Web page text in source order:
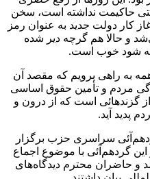
حاکیمت نداشته است، سخن
کار دولت جدید به عنوان رمز
و حالا هم گرچه دیر شده
شود خوب است.
به راهی برویم که مقصد آن
مردم و تأمین حقوق اساسی
از گزندهائی است که از درون و
پدید آید.
سراسری حزب برگزار
گردهم‌آئی با موضوع اجماع
و حاضران محترم دیدگاه‌های